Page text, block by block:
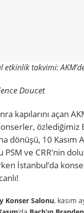
etkinlik takvimi:
Doucet
kapılarını açan
özlediğimiz
dönüşü, 10 Kasım
ve CRR’nin
İstanbul’da
Konser Salonu, kasım